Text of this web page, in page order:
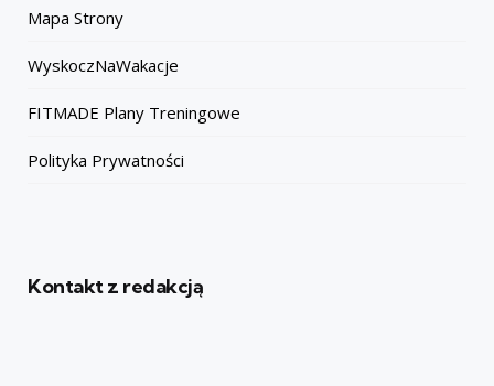
Mapa Strony
WyskoczNaWakacje
FITMADE Plany Treningowe
Polityka Prywatności
Kontakt z redakcją